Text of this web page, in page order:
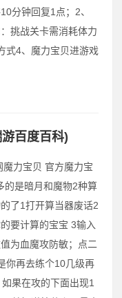
分钟回复1点；2、
挑战关卡需消耗体力
式4、魔力宝贝进游戏
百度百科)
魔力宝贝 官方魔力宝
的是暗月和魔物2种算
了1打开算当器废话2
要计算的宝宝 3输入
为血魔攻防敏；点二
你再去练个10几级再
果在攻的下面出现1